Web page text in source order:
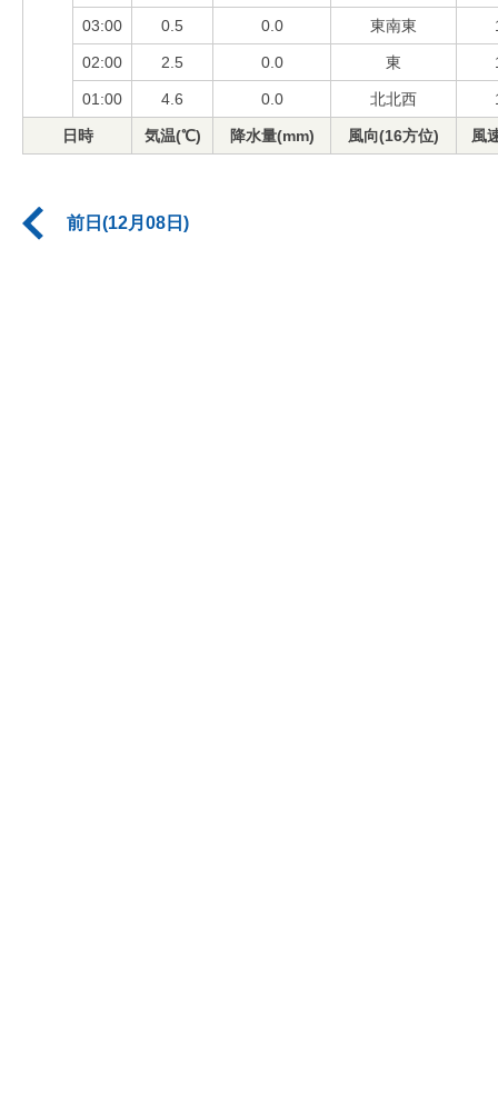
03:00 0.5 0.0 東南東
02:00 2.5 0.0 東
01:00 4.6 0.0 北北西
日時 気温(℃) 降水量(mm) 風向(16方位) 風
前日(12月08日)